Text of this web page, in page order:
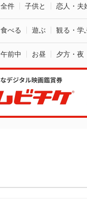
全件 子供と 恋人・夫
食べる 遊ぶ 観る・学
午前中 お昼 夕方・夜